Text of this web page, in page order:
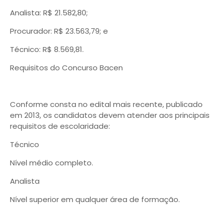
Analista: R$ 21.582,80;
Procurador: R$ 23.563,79; e
Técnico: R$ 8.569,81.
Requisitos do Concurso Bacen
Conforme consta no edital mais recente, publicado
em 2013, os candidatos devem atender aos principais
requisitos de escolaridade:
Técnico
Nível médio completo.
Analista
Nível superior em qualquer área de formação.